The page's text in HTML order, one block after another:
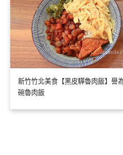
新竹竹北美食【黑皮驊魯肉飯】譽
碗魯肉飯